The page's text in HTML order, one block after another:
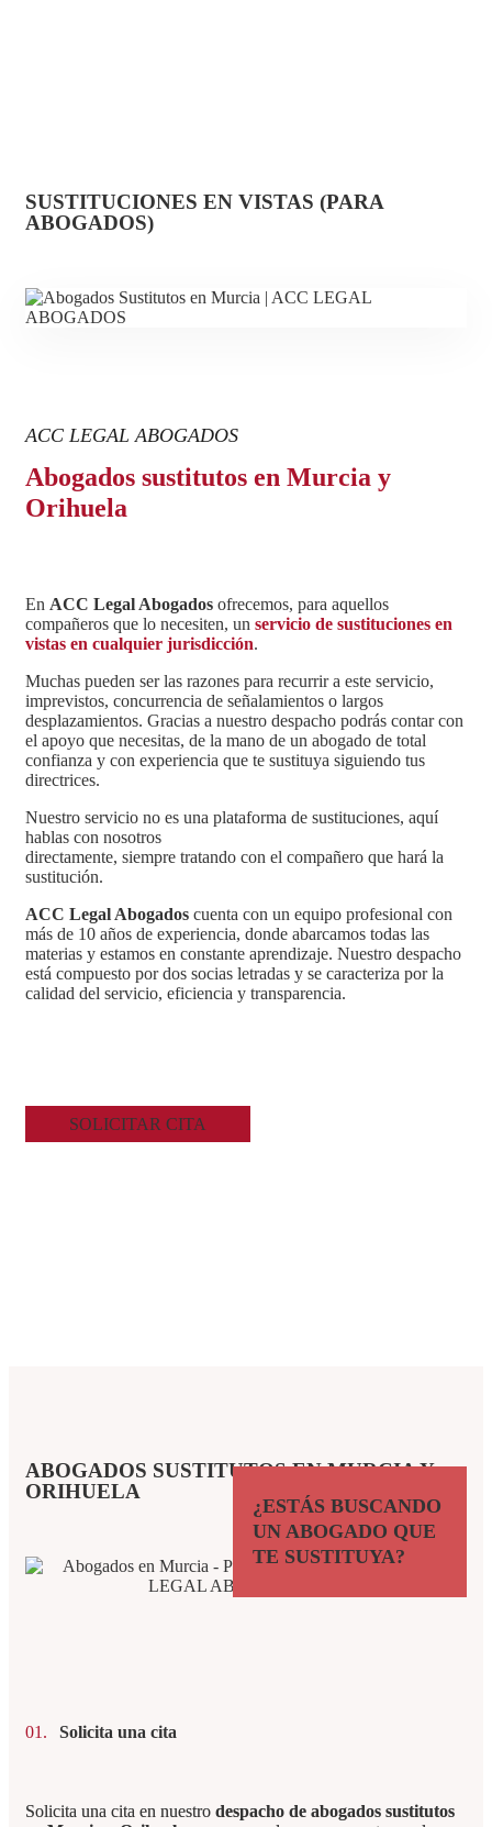
SUSTITUCIONES EN VISTAS (PARA
ABOGADOS)
ACC LEGAL ABOGADOS
Abogados sustitutos en Murcia y
Orihuela
En ACC Legal Abogados ofrecemos, para aquellos
compañeros que lo necesiten, un servicio de sustituciones en
vistas en cualquier jurisdicción.
Muchas pueden ser las razones para recurrir a este servicio,
imprevistos, concurrencia de señalamientos o largos
desplazamientos. Gracias a nuestro despacho podrás contar con
el apoyo que necesitas, de la mano de un abogado de total
confianza y con experiencia que te sustituya siguiendo tus
directrices.
Nuestro servicio no es una plataforma de sustituciones, aquí
hablas con nosotros
directamente, siempre tratando con el compañero que hará la
sustitución.
ACC Legal Abogados cuenta con un equipo profesional con
más de 10 años de experiencia, donde abarcamos todas las
materias y estamos en constante aprendizaje. Nuestro despacho
está compuesto por dos socias letradas y se caracteriza por la
calidad del servicio, eficiencia y transparencia.
SOLICITAR CITA
ABOGADOS SUSTITUTOS EN MURCIA Y
ORIHUELA
¿ESTÁS BUSCANDO
UN ABOGADO QUE
TE SUSTITUYA?
01. Solicita una cita
Solicita una cita en nuestro despacho de abogados sustitutos